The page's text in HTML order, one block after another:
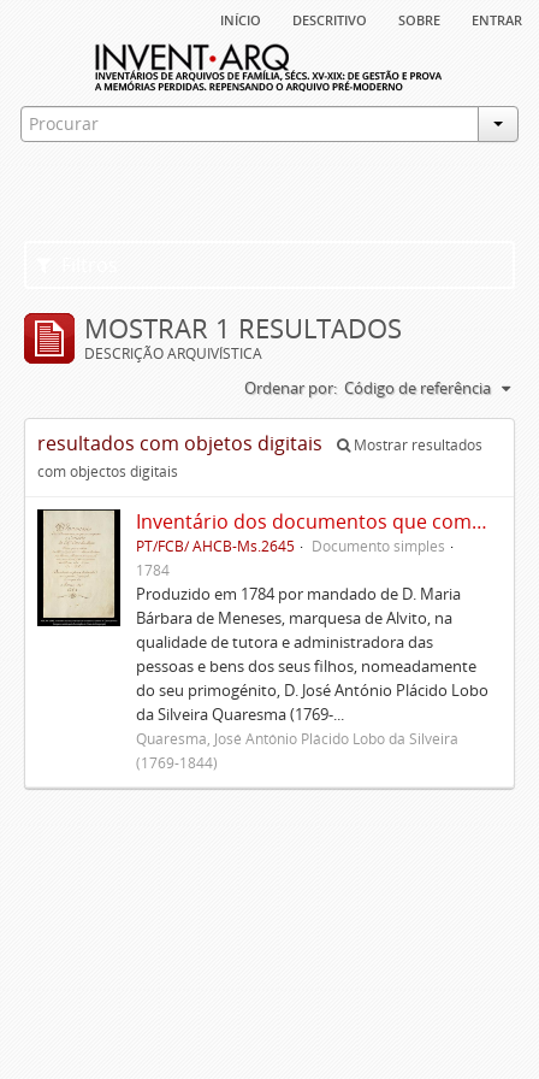
início descritivo sobre entrar
MOSTRAR 1 RESULTADOS
DESCRIÇÃO ARQUIVÍSTICA
Ordenar por: Código de referência
resultados com objetos digitais
Mostrar resultados
com objectos digitais
Inventário dos documentos que compõem o cartório da Casa de Alvito
PT/FCB/ AHCB-Ms.2645
Documento simples
1784
Produzido em 1784 por mandado de D. Maria
Bárbara de Meneses, marquesa de Alvito, na
qualidade de tutora e administradora das
pessoas e bens dos seus filhos, nomeadamente
do seu primogénito, D. José António Plácido Lobo
da Silveira Quaresma (1769-...
Quaresma, José António Plácido Lobo da Silveira
(1769-1844)